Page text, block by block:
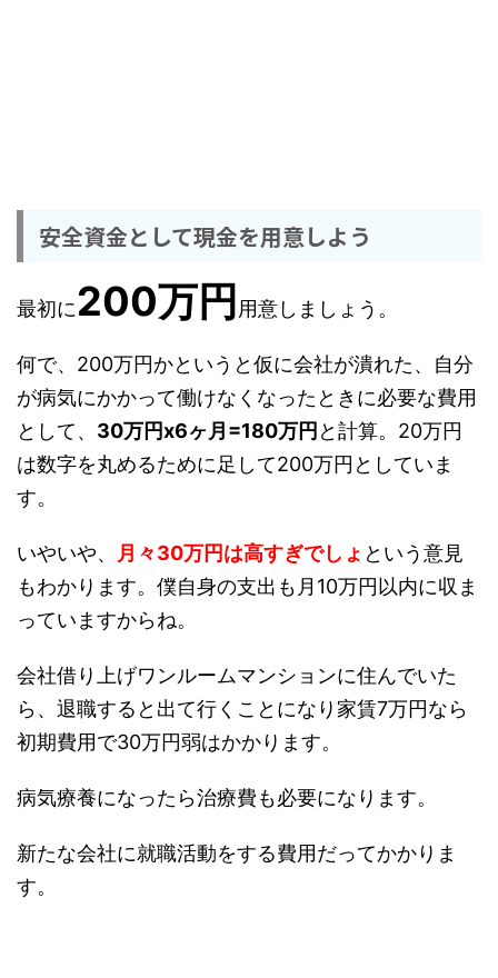
安全資金として現金を用意しよう
最初に200万円 用意しましょう。
何で、200万円かというと仮に会社が潰れた、自分
が病気にかかって働けなくなったときに必要な費用
として、 30万円x6ヶ月=180万円と計算。20万円
は数字を丸めるために足して200万円としていま
す。
いやいや、 月々30万円は高すぎでしょ という意見
もわかります。僕自身の支出も月10万円以内に収ま
っていますからね。
会社借り上げワンルームマンションに住んでいた
ら、退職すると出て行くことになり家賃7万円なら
初期費用で30万円弱はかかります。
病気療養になったら治療費も必要になります。
新たな会社に就職活動をする費用だってかかりま
す。